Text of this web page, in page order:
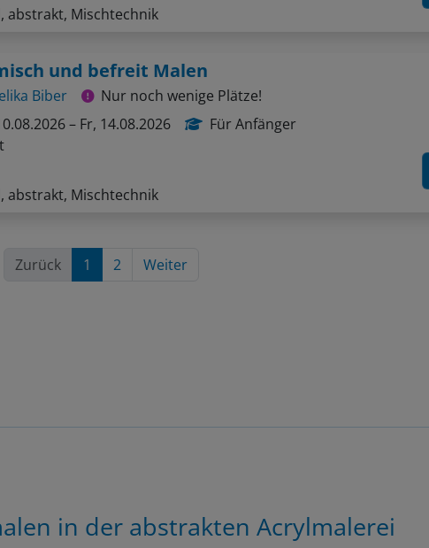
abstrakt, Mischtechnik
und befreit Malen
Biber
Nur noch wenige Plätze!
– Fr, 14.08.2026
Für Anfänger
abstrakt, Mischtechnik
Zurück 1 2 Weiter
in der abstrakten Acrylmalerei